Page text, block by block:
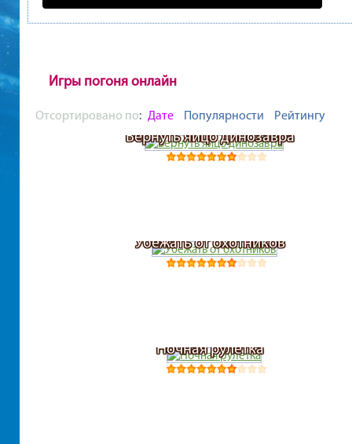
Игры погоня онлайн
Отсортировано по: Дате Популярности Рейтингу
Вернуть яйцо динозавра
Убежать от охотников
Ночная рулетка